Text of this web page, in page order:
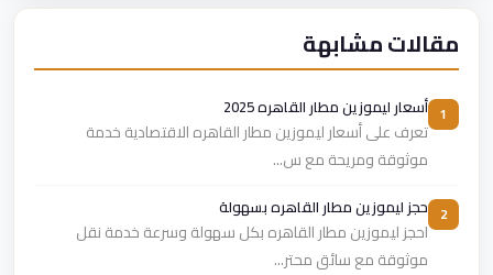
مقالات مشابهة
أسعار ليموزين مطار القاهره 2025
تعرف على أسعار ليموزين مطار القاهره الاقتصادية خدمة
موثوقة ومريحة مع س...
حجز ليموزين مطار القاهره بسهولة
احجز ليموزين مطار القاهره بكل سهولة وسرعة خدمة نقل
موثوقة مع سائق محتر...